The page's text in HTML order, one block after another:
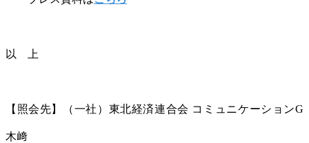
以 上
【照会先】（一社）東北経済連合会 コミュニケーションG
木﨑